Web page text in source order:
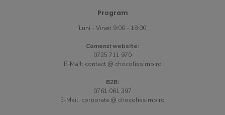
Program
Luni - Vineri 9:00 - 18:00
Comenzi website:
0725 711 970
E-Mail: contact @ chocolissimo.ro
B2B:
0761 061 397
E-Mail: corporate @ chocolissimo.ro